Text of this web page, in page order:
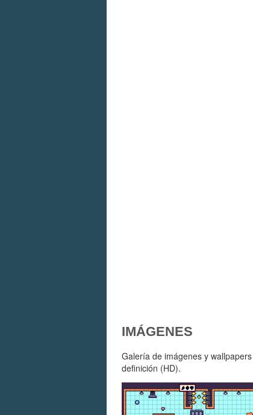
IMÁGENES
Galería de imágenes y
definición (HD).